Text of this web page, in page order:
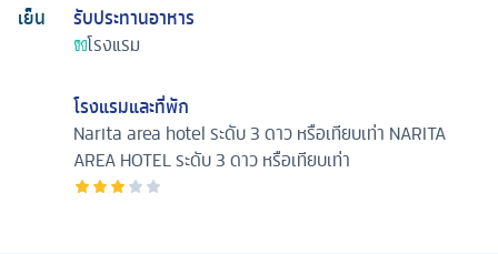
เย็น
รับประทานอาหาร
โรงแรม
โรงแรมและที่พัก
Narita area hotel ระดับ 3 ดาว หรือเทียบเท่า NARITA
AREA HOTEL ระดับ 3 ดาว หรือเทียบเท่า